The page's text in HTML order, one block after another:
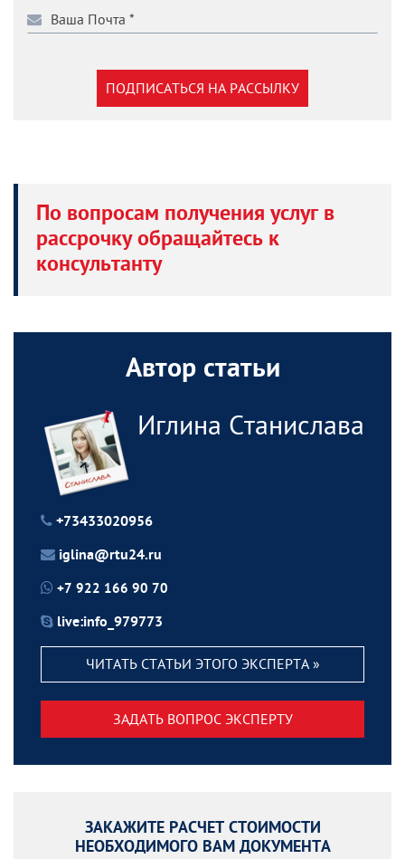
ПОДПИСАТЬСЯ НА РАССЫЛКУ
По вопросам получения услуг в
рассрочку обращайтесь к
консультанту
Автор статьи
Иглина Станислава
+73433020956
iglina@rtu24.ru
+7 922 166 90 70
live:info_979773
ЧИТАТЬ СТАТЬИ ЭТОГО ЭКСПЕРТА »
ЗАДАТЬ ВОПРОС ЭКСПЕРТУ
ЗАКАЖИТЕ РАСЧЕТ СТОИМОСТИ
НЕОБХОДИМОГО ВАМ ДОКУМЕНТА